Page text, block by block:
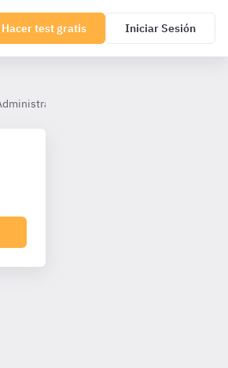
Hacer test gratis Iniciar Sesión
UDC